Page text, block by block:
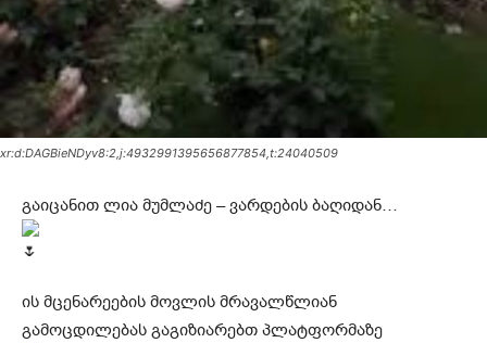
xr:d:DAGBieNDyv8:2,j:4932991395656877854,t:24040509
გაიცანით ლია მუმლაძე – ვარდების ბაღიდან…
ის მცენარეების მოვლის მრავალწლიან
გამოცდილებას გაგიზიარებთ პლატფორმაზე